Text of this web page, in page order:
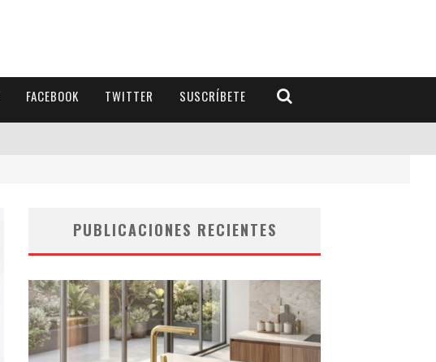
FACEBOOK TWITTER SUSCRÍBETE
PUBLICACIONES RECIENTES